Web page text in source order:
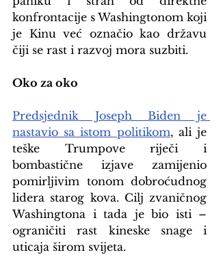
konfrontacije s Washingtonom koji
je Kinu već označio kao državu
čiji se rast i razvoj mora suzbiti.
Oko za oko
Predsjednik Joseph Biden je
nastavio sa istom politikom, ali je
teške Trumpove riječi i
bombastične izjave zamijenio
pomirljivim tonom dobroćudnog
lidera starog kova. Cilj zvaničnog
Washingtona i tada je bio isti –
ograničiti rast kineske snage i
uticaja širom svijeta.